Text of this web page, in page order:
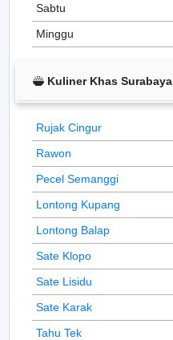
Sabtu
Minggu
Kuliner Khas Surabaya
Rujak Cingur
Rawon
Pecel Semanggi
Lontong Kupang
Lontong Balap
Sate Klopo
Sate Lisidu
Sate Karak
Tahu Tek